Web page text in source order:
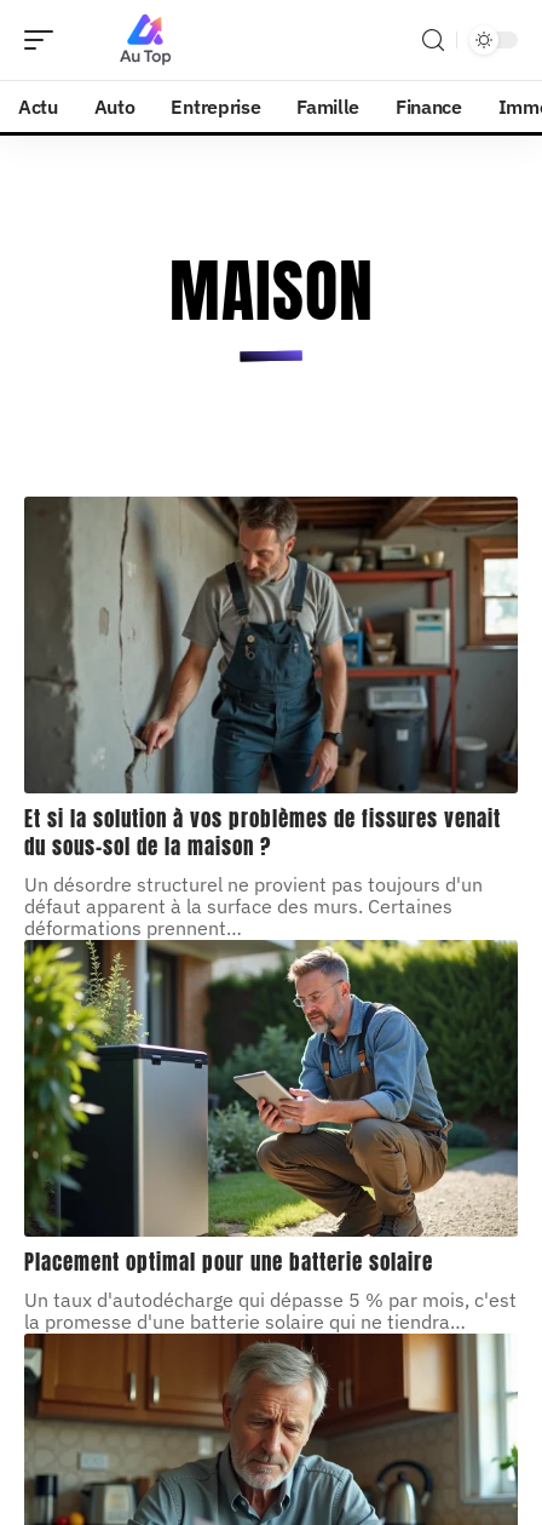
Actu Auto Entreprise Famille Finance
MAISON
Et si la solution à vos problèmes de fissures venait
du sous-sol de la maison ?
Un désordre structurel ne provient pas toujours d'un
défaut apparent à la surface des murs. Certaines
déformations prennent…
Placement optimal pour une batterie solaire
Un taux d'autodécharge qui dépasse 5 % par mois, c'est
la promesse d'une batterie solaire qui ne tiendra…